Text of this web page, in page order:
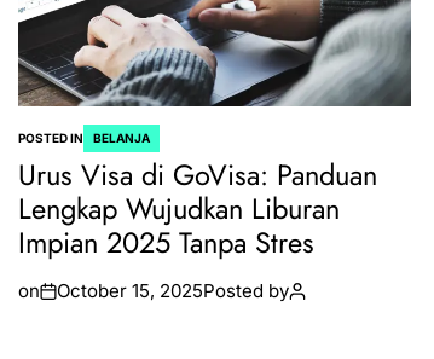
POSTED IN BELANJA
Urus Visa di GoVisa: Panduan
Lengkap Wujudkan Liburan
Impian 2025 Tanpa Stres
on October 15, 2025Posted by